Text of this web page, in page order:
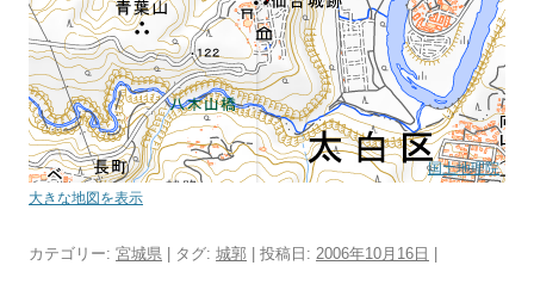
国土地理院
大きな地図を表示
カテゴリー: 宮城県 | タグ: 城郭 | 投稿日: 2006年10月16日